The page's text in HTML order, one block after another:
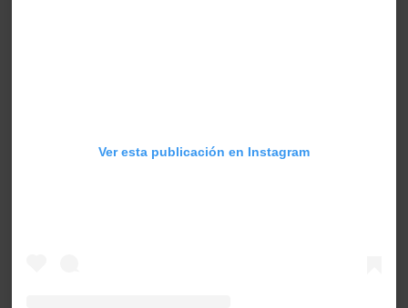
Ver esta publicación en Instagram